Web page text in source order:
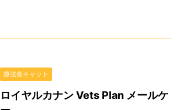
療法食キャット
ロイヤルカナン Vets Plan メールケ